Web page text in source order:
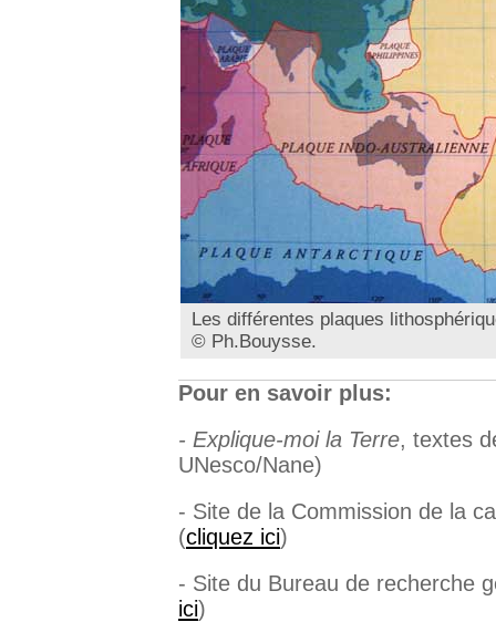
Les différentes plaques
© Ph.Bouysse.
Pour en savoir plus:
- Explique-moi la Terre, textes
UNesco/Nane)
- Site de la Commission de la
(cliquez ici)
- Site du Bureau de recherche
ici)